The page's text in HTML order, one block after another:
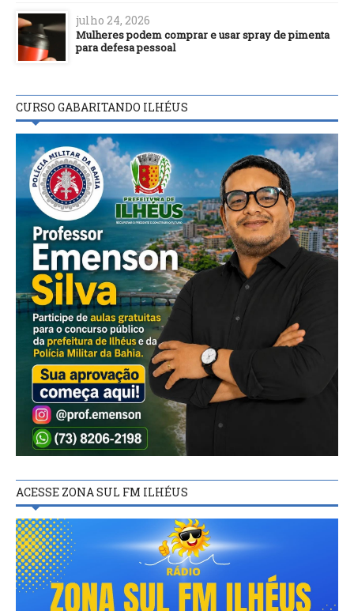
julho 24, 2026
Mulheres podem comprar e usar spray de pimenta
para defesa pessoal
CURSO GABARITANDO ILHÉUS
ACESSE ZONA SUL FM ILHÉUS